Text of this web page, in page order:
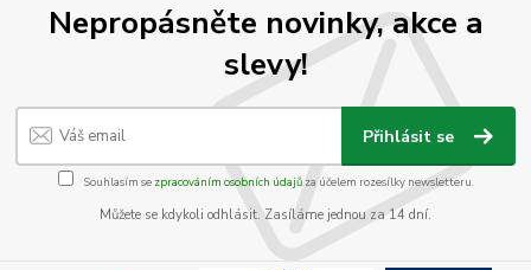
Nepropásněte novinky, akce a
slevy!
Přihlásit se
Souhlasím se zpracováním osobních údajůza účelem rozesílky newsletteru.
Můžete se kdykoli odhlásit. Zasíláme jednou za 14 dní.